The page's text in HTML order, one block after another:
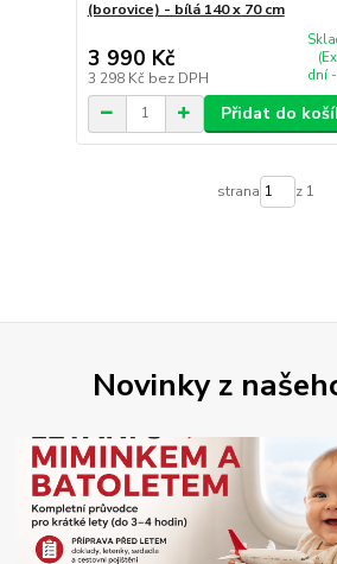
(borovice) - bílá 140 x 70 cm
3 990 Kč
3 298 Kč bez DPH
dní
Přidat do
strana z 1
Novinky z